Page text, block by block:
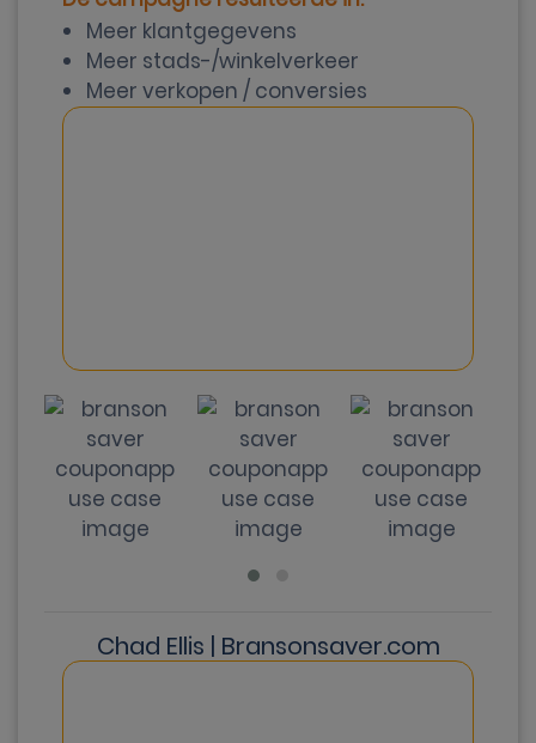
Meer klantgegevens
Meer stads-/winkelverkeer
Meer verkopen / conversies
Chad Ellis | Bransonsaver.com